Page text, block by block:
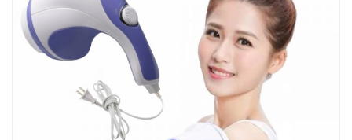
Ֆիտնես
Գեղեցկություն ԵՒ Խնամք
Երեխաների Համար
Լավագույն Վաճառք